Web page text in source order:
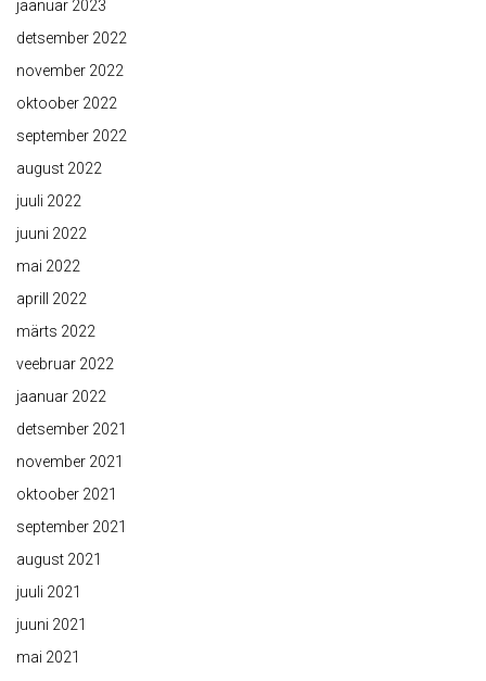
jaanuar 2023
detsember 2022
november 2022
oktoober 2022
september 2022
august 2022
juuli 2022
juuni 2022
mai 2022
aprill 2022
märts 2022
veebruar 2022
jaanuar 2022
detsember 2021
november 2021
oktoober 2021
september 2021
august 2021
juuli 2021
juuni 2021
mai 2021